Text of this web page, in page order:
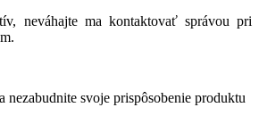
neváhajte ma kontaktovať správou pri
nezabudnite svoje prispôsobenie produktu